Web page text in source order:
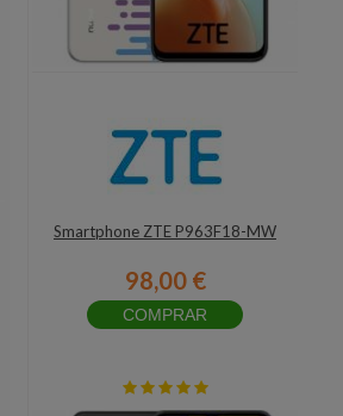
Smartphone ZTE P963F18-MW
98,00 €
COMPRAR